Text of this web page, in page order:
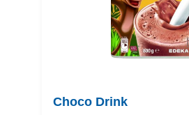
Choco Drink